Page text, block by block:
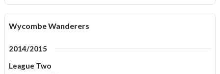
Wycombe Wanderers
2014/2015
League Two